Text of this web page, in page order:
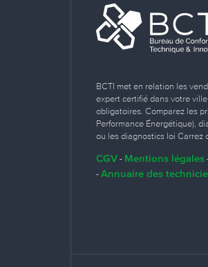
BCTI met en relation les
expert certifié dans votre
obligatoires. Comparez les
Performance Énergétique),
ou les diagnostics loi Carrez
CGV - Mentions légales
- Annuaire des